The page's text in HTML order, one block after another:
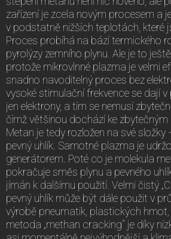
zařízení je zcela novým procesem a
v podstatně nižších teplotách, které
Proces probíhá na bází termického
pyrolýzy zemního plynu. Ale je to
protože mikrovlnné plazma je velmi
snadno navoditelný proces bez
vysoké stimulační frekvence se dají
jen elektrony, a tím se nemusí
čímž většinou dochází ke zbytečným
Metan je tedy rozložen na své složky
pevný uhlík. Samotné plazma je
generátorem. Poté co je molekula
pokračuje směs plynu a pevného
jímán k dalšímu použití. Velmi čistý
pevný uhlík může být dále použit v
výrobě pneumatik, plastických
metoda „methan cracking“ je díky